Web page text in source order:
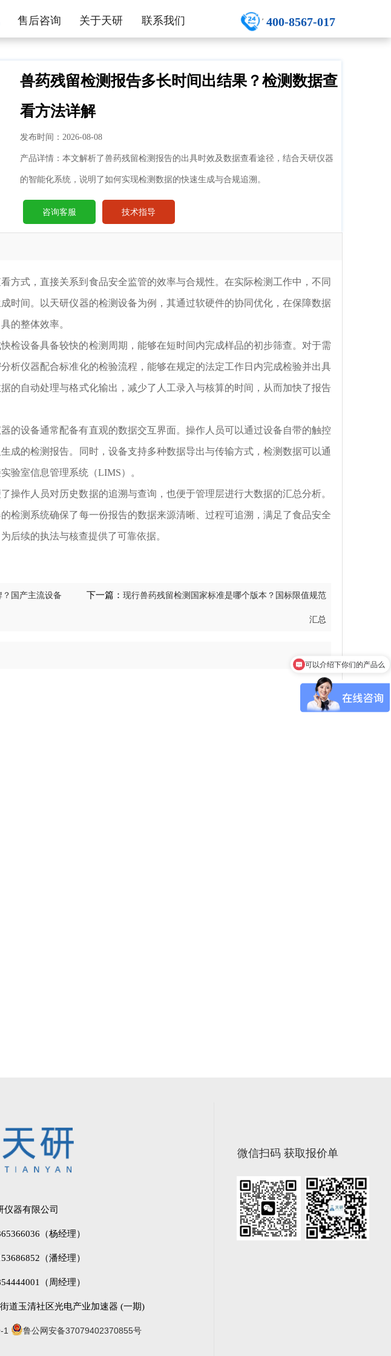
售后咨询 关于天研 联系我们 400-8567-017
兽药残留检测报告多长时间出结果？检测数据查
看方法详解
发布时间：2026-08-08
产品详情：本文解析了兽药残留检测报告的出具时效及数据查看途径，结合天研仪器
的智能化系统，说明了如何实现检测数据的快速生成与合规追溯。
咨询客服 技术指导
方式，直接关系到食品安全监管的效率与合规性。在实际检测工作中，不同
时间。以天研仪器的检测设备为例，其通过软硬件的协同优化，在保障数据
的整体效率。
检设备具备较快的检测周期，能够在短时间内完成样品的初步筛查。对于需
析仪器配合标准化的检验流程，能够在规定的法定工作日内完成检验并出具
的自动处理与格式化输出，减少了人工录入与核算的时间，从而加快了报告
的设备通常配备有直观的数据交互界面。操作人员可以通过设备自带的触控
成的检测报告。同时，设备支持多种数据导出与传输方式，检测数据可以通
验室信息管理系统（LIMS）。
操作人员对历史数据的追溯与查询，也便于管理层进行大数据的汇总分析。
检测系统确保了每一份报告的数据来源清晰、过程可追溯，满足了食品安全
后续的执法与核查提供了可靠依据。
国产主流设备 下一篇： 现行兽药残留检测国家标准是哪个版本？国标限值规范
汇总
仪器有限公司
（杨经理）
（潘经理）
（周经理）
道玉清社区光电产业加速器 (一期)
1 鲁公网安备37079402370855号
微信扫码 获取报价单
可以介绍下你们的产品么